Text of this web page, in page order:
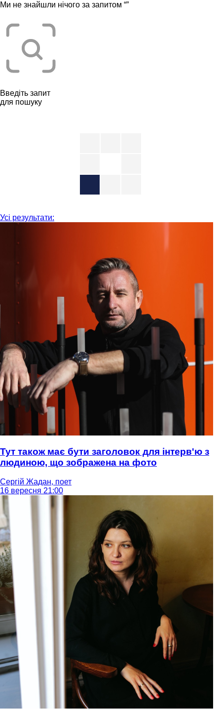
Ми не знайшли нічого за запитом “”
Введіть запит
для пошуку
Усі результати:
Тут також має бути заголовок для інтерв'ю з
людиною, що зображена на фото
Сергій Жадан, поет
16 вересня 21:00